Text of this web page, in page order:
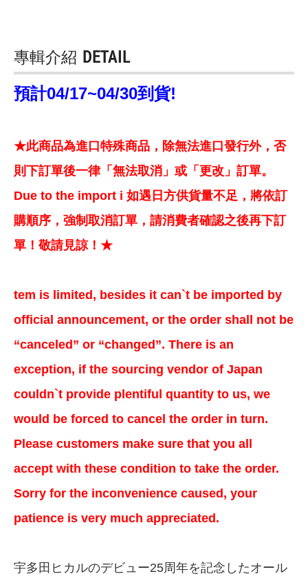
專輯介紹 DETAIL
預計04/17~04/30到貨!
★此商品為進口特殊商品，除無法進口發行外，否
則下訂單後一律「無法取消」或「更改」訂單。
Due to the import i 如遇日方供貨量不足，將依訂
購順序，強制取消訂單，請消費者確認之後再下訂
單！敬請見諒！★
tem is limited, besides it can`t be imported by
official announcement, or the order shall not be
“canceled” or “changed”. There is an
exception, if the sourcing vendor of Japan
couldn`t provide plentiful quantity to us, we
would be forced to cancel the order in turn.
Please customers make sure that you all
accept with these condition to take the order.
Sorry for the inconvenience caused, your
patience is very much appreciated.
宇多田ヒカルのデビュー25周年を記念したオール